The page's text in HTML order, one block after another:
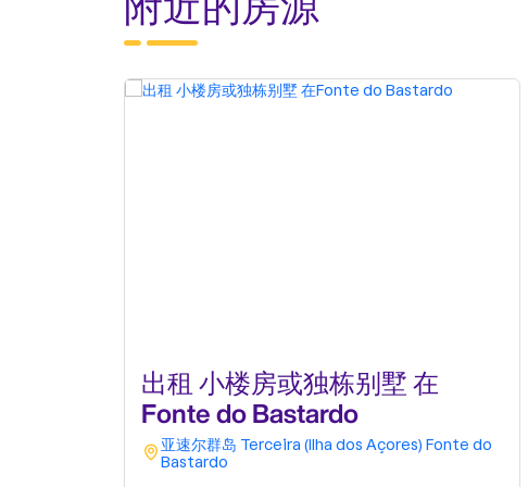
出租 小楼房或独栋别墅 在
Fonte do Bastardo
亚速尔群岛 Terceira (Ilha dos Açores) Fonte do
Bastardo